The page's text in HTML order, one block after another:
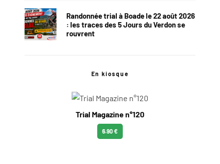
Randonnée trial à Boade le 22 août 2026
: les traces des 5 Jours du Verdon se
rouvrent
En kiosque
Trial Magazine n°120
6.90 €